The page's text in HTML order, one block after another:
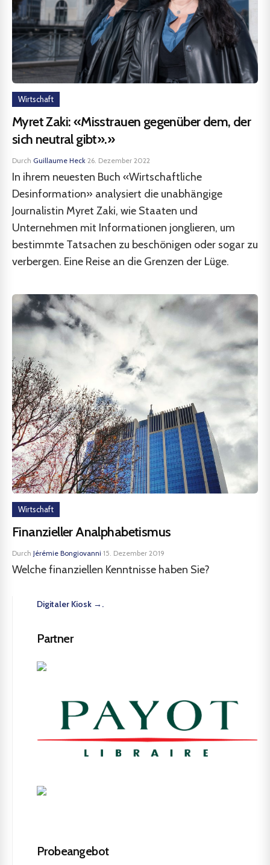
Wirtschaft
Myret Zaki: «Misstrauen gegenüber dem, der
sich neutral gibt».»
Durch Guillaume Heck·26. Dezember 2022
In ihrem neuesten Buch «Wirtschaftliche
Desinformation» analysiert die unabhängige
Journalistin Myret Zaki, wie Staaten und
Unternehmen mit Informationen jonglieren, um
bestimmte Tatsachen zu beschönigen oder sogar zu
verbergen. Eine Reise an die Grenzen der Lüge.
Wirtschaft
Finanzieller Analphabetismus
Durch Jérémie Bongiovanni·15. Dezember 2019
Welche finanziellen Kenntnisse haben Sie?
Digitaler Kiosk →.
Partner
Probeangebot